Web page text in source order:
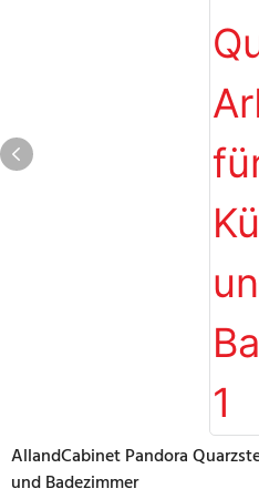
AllandCabinet Pandora
und Badezimmer